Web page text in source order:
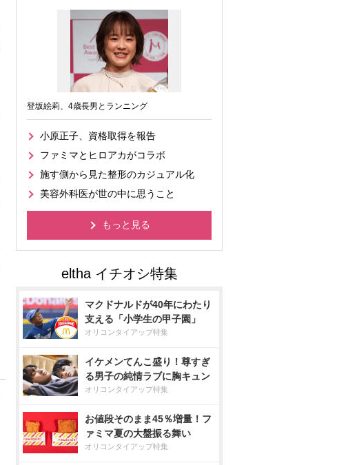
登坂絵莉、4歳長男とランニング
小原正子、資格取得を報告
ファミマとヒロアカがコラボ
施す側から見た整形のカジュアル化
美容外科医が世の中に思うこと
もっと見る
マクドナルドが40年にわたり
支える「小学生の甲子園」
オリコンタイアップ特集
イケメンてんこ盛り！尊すぎ
る男子の純情ラブに胸キュン
オリコンタイアップ特集
お値段そのまま45％増量！フ
ァミマ夏の大盤振る舞い
オリコンタイアップ特集